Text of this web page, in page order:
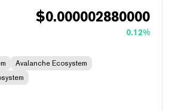
$0.000002880000
0.12%
Avalanche Ecosystem